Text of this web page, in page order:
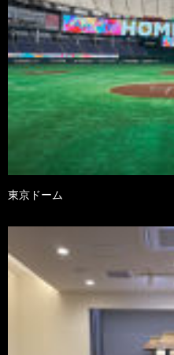
東京ドーム